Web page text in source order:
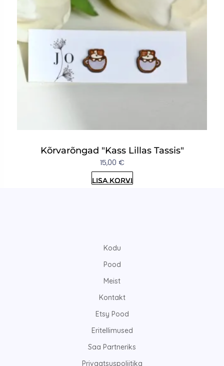
Kõrvarõngad "Kass Lillas Tassis"
15,00 €
Lisa korvi
Kodu
Pood
Meist
Kontakt
Etsy Pood
Eritellimused
Saa Partneriks
Privaatsuspoliitika